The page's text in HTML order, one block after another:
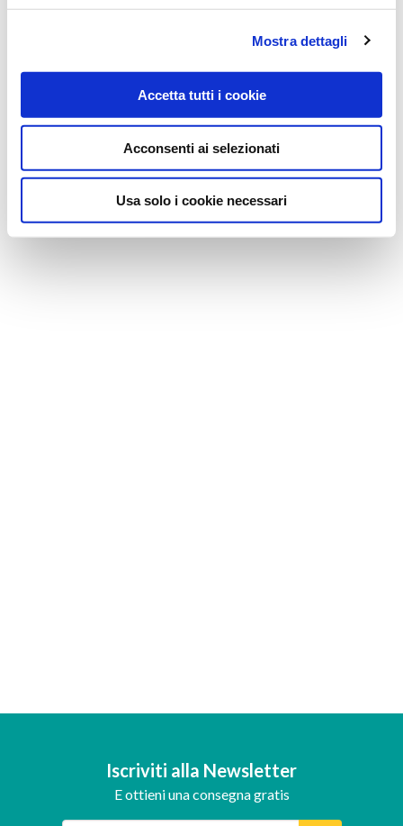
Mostra dettagli
Accetta tutti i cookie
Acconsenti ai selezionati
Usa solo i cookie necessari
Iscriviti alla Newsletter
E ottieni una consegna gratis